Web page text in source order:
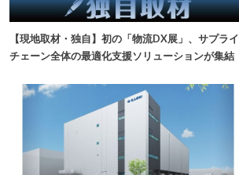
【現地取材・独自】初の「物流DX展」、サプライ
チェーン全体の最適化支援ソリューションが集結